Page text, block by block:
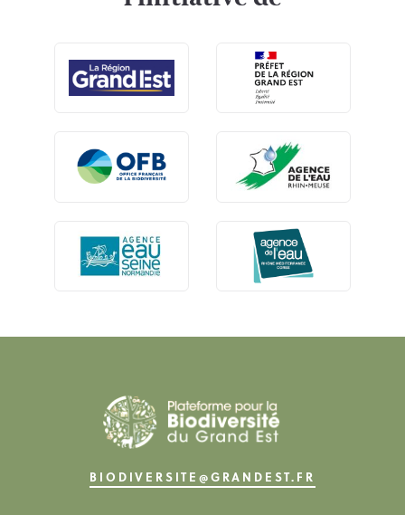
BIODIVERSITE@GRANDEST.FR